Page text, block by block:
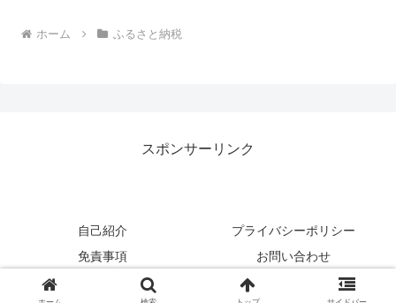
ホーム ふるさと納税
スポンサーリンク
自己紹介
プライバシーポリシー
免責事項
お問い合わせ
Copyright © 2017-2026 のんびり行こうよ！ All Rights Reserved.